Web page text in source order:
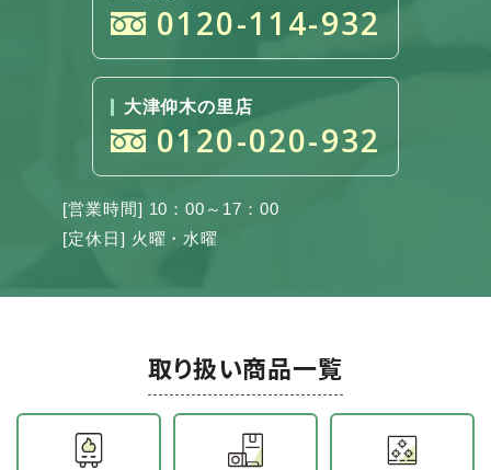
0120-114-932
大津仰木の里店
0120-020-932
[営業時間] 10：00～17：00
[定休日] 火曜・水曜
取り扱い商品一覧